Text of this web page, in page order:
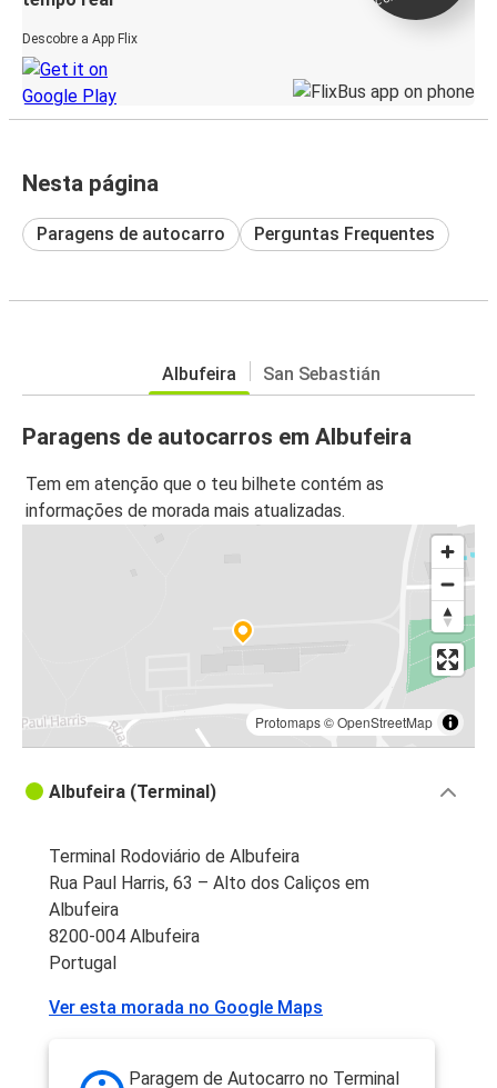
Descobre a App Flix
Nesta página
Paragens de autocarro Perguntas Frequentes
Albufeira San Sebastián
Paragens de autocarros em Albufeira
Tem em atenção que o teu bilhete contém as
informações de morada mais atualizadas.
Protomaps©OpenStreetMap
Albufeira (Terminal)
Terminal Rodoviário de Albufeira
Rua Paul Harris, 63 – Alto dos Caliços em
Albufeira
8200-004 Albufeira
Portugal
Ver esta morada no Google Maps
Paragem de Autocarro no Terminal